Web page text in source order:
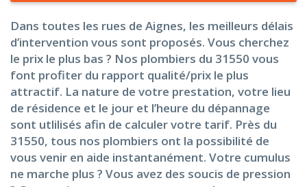
Dans toutes les rues de Aignes, les meilleurs délais
d’intervention vous sont proposés. Vous cherchez
le prix le plus bas ? Nos plombiers du 31550 vous
font profiter du rapport qualité/prix le plus
attractif. La nature de votre prestation, votre lieu
de résidence et le jour et l’heure du dépannage
sont utlilisés afin de calculer votre tarif. Près du
31550, tous nos plombiers ont la possibilité de
vous venir en aide instantanément. Votre cumulus
ne marche plus ? Vous avez des soucis de pression